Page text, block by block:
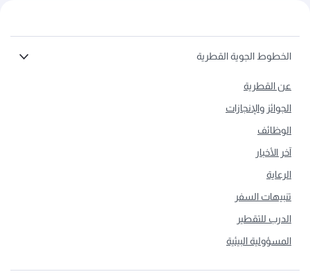
الخطوط الجوية القطرية
عن القطرية
الجوائز والإنجازات
الوظائف
آخر الأخبار
الرعاية
تنبيهات السفر
الدرب للتقطير
المسؤولية البيئية